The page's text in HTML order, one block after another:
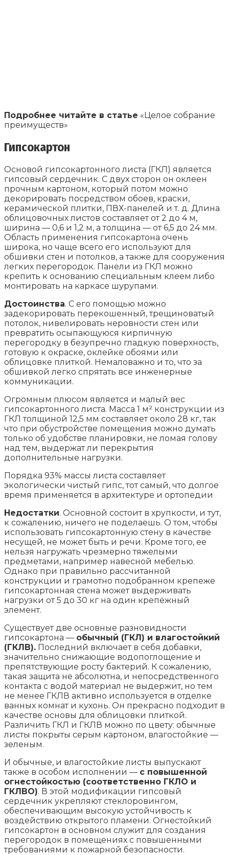
Подробнее читайте в статье «Целое собрание
преимуществ»
Гипсокартон
Основой гипсокартонного листа (ГКЛ) является
гипсовый сердечник. С двух сторон он оклеен
прочным картоном, который потом можно
декорировать посредством обоев, краски,
керамической плитки, ПВХ-панелей и т. д. Длина
облицовочных листов составляет от 2 до 4 м,
ширина — 0,6 и 1,2 м, а толщина — от 6,5 до 24 мм.
Область применения гипсокартона очень
широка, но чаще всего его используют для
обшивки стен и потолков, а также для сооружения
легких перегородок. Панели из ГКЛ можно
крепить к основанию специальным клеем либо
монтировать на каркасе шурупами.
Достоинства. С его помощью можно
задекорировать перекошенный, трещиноватый
потолок, нивелировать неровности стен или
превратить осыпающуюся кирпичную
перегородку в безупречно гладкую поверхность,
готовую к окраске, оклейке обоями или
облицовке плиткой. Немаловажно и то, что за
обшивкой легко спрятать все инженерные
коммуникации.
Огромным плюсом является и малый вес
гипсокартонного листа. Масса 1 м² конструкции из
ГКЛ толщиной 12,5 мм составляет около 28 кг, так
что при обустройстве помещения можно думать
только об удобстве планировки, не ломая голову
над тем, выдержат ли перекрытия
дополнительные нагрузки.
Порядка 93% массы листа составляет
экологически чистый гипс, тот самый, что долгое
время применяется в архитектуре и ортопедии
Недостатки. Основной состоит в хрупкости, и тут,
к сожалению, ничего не поделаешь. О том, чтобы
использовать гипсокартонную стену в качестве
несущей, не может быть и речи. Кроме того, ее
нельзя нагружать чрезмерно тяжелыми
предметами, например навесной мебелью.
Однако при правильно рассчитанной
конструкции и грамотно подобранном крепеже
гипсокартонная стена может выдерживать
нагрузки от 5 до 30 кг на один крепёжный
элемент.
Существует две основные разновидности
гипсокартона — обычный (ГКЛ) и влагостойкий
(ГКЛВ). Последний включает в себя добавки,
значительно снижающие водопоглощение и
препятствующие росту бактерий. К сожалению,
такая защита не абсолютна, и непосредственного
контакта с водой материал не выдержит, но тем
не менее ГКЛВ активно используется в отделке
ванных комнат и кухонь. Он прекрасно подходит в
качестве основы для облицовки плиткой.
Различить ГКЛ и ГКЛВ можно по цвету: обычные
листы покрыты серым картоном, влагостойкие —
зеленым.
И обычные, и влагостойкие листы выпускают
также в особом исполнении — с повышенной
огнестойкостью (соответственно ГКЛО и
ГКЛВО). В этой модификации гипсовый
сердечник укрепляют стеклоровингом,
обеспечивающим высокую устойчивость к
воздействию открытого пламени. Огнестойкий
гипсокартон в основном служит для создания
перегородок в помещениях с повышенными
требованиями к пожарной безопасности.